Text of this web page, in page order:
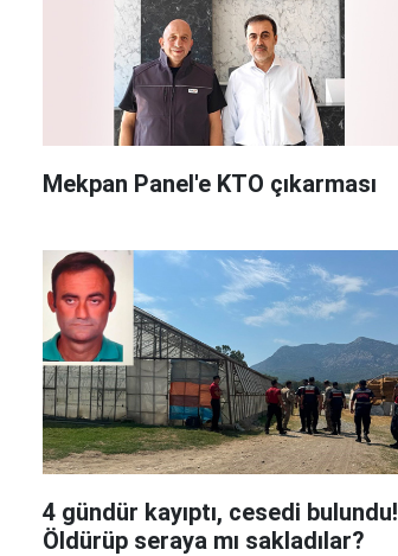
Mekpan Panel'e KTO çıkarması
4 gündür kayıptı, cesedi bulundu!
Öldürüp seraya mı sakladılar?